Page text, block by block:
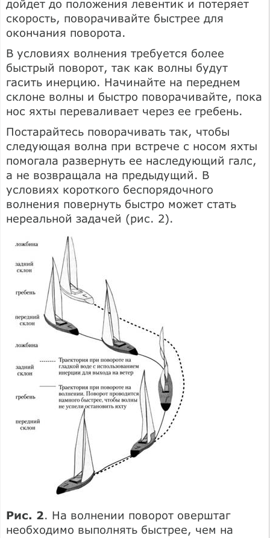
дойдет до положения левентик и потеряет
скорость, поворачивайте быстрее для
окончания поворота.
В условиях волнения требуется более
быстрый поворот, так как волны будут
гасить инерцию. Начинайте на переднем
склоне волны и быстро поворачивайте, пока
нос яхты переваливает через ее гребень.
Постарайтесь поворачивать так, чтобы
следующая волна при встрече с носом яхты
помогала развернуть ее наследующий галс,
а не возвращала на предыдущий. В
условиях короткого беспорядочного
волнения повернуть быстро может стать
нереальной задачей (рис. 2).
Рис. 2. На волнении поворот оверштаг
необходимо выполнять быстрее, чем на